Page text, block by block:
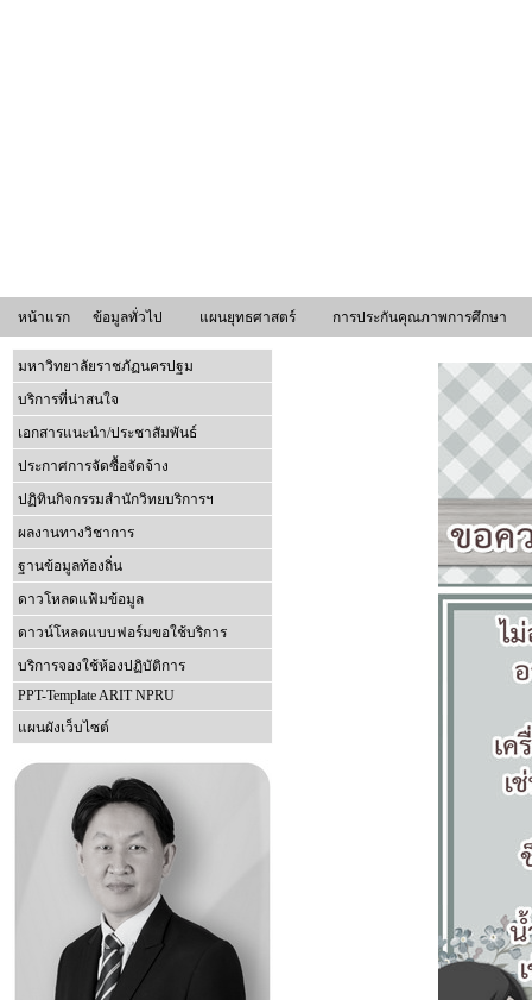
หน้าแรก ข้อมูลทั่วไป แผนยุทธศาสตร์ การประกันคุณภาพการศึกษา
มหาวิทยาลัยราชภัฏนครปฐม
บริการที่น่าสนใจ
เอกสารแนะนำ/ประชาสัมพันธ์
ประกาศการจัดซื้อจัดจ้าง
ปฏิทินกิจกรรมสำนักวิทยบริการฯ
ผลงานทางวิชาการ
ฐานข้อมูลท้องถิ่น
ดาวโหลดแฟ้มข้อมูล
ดาวน์โหลดแบบฟอร์มขอใช้บริการ
บริการจองใช้ห้องปฏิบัติการ
PPT-Template ARIT NPRU
แผนผังเว็บไซต์